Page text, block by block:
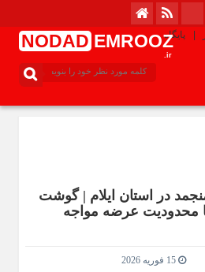
NODAD EMROOZ
.ir
مرغ منجمد در استان ایلام | گوشت
محدودیت عرضه مواجه
15 فوریه 2026